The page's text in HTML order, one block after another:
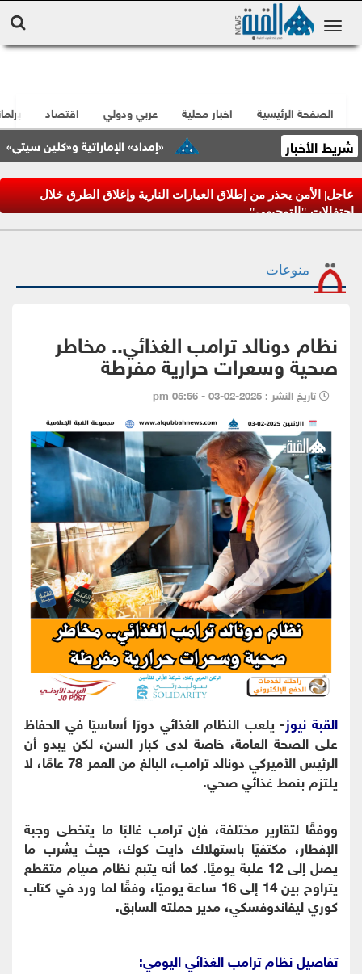
الصفحة الرئيسية اخبار محلية عربي ودولي اقتصاد
شريط الأخبار «إمداد» الإماراتية و«كلين سيتي»
عاجل| الأمن يحذر من إطلاق العيارات النارية وإغلاق الطرق خلال
احتفالات "التوجيهي"
منوعات
نظام دونالد ترامب الغذائي.. مخاطر
صحية وسعرات حرارية مفرطة
تاريخ النشر : 2025-02-03 - 05:56 pm
القبة نيوز- يلعب النظام الغذائي دورًا أساسيًا في الحفاظ
على الصحة العامة، خاصة لدى كبار السن، لكن يبدو أن
الرئيس الأميركي دونالد ترامب، البالغ من العمر 78 عامًا، لا
يلتزم بنمط غذائي صحي.
ووفقًا لتقارير مختلفة، فإن ترامب غالبًا ما يتخطى وجبة
الإفطار، مكتفيًا باستهلاك دايت كوك، حيث يشرب ما
يصل إلى 12 علبة يوميًا. كما أنه يتبع نظام صيام متقطع
يتراوح بين 14 إلى 16 ساعة يوميًا، وفقًا لما ورد في كتاب
كوري ليفاندوفسكي، مدير حملته السابق.
تفاصيل نظام ترامب الغذائي اليومي: